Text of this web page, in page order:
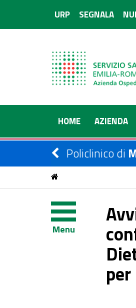
URP SEGNALA
HOME AZIENDA
Policlinico di
Funzionari – per le
Menu